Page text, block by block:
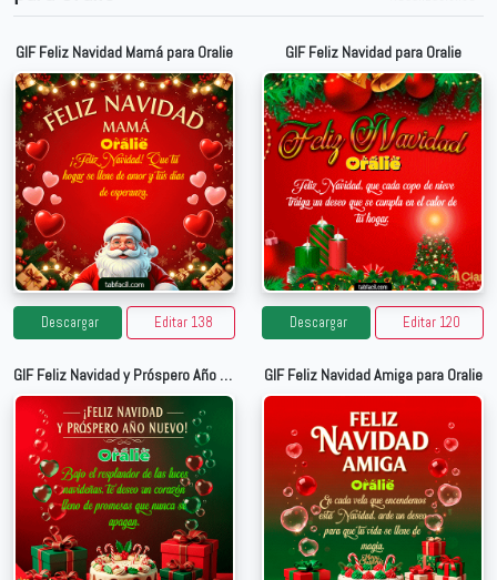
GIF Feliz Navidad Mamá para Oralie
Descargar Editar 138
GIF Feliz Navidad para Oralie
Descargar Editar 120
GIF Feliz Navidad y Próspero Año Nuevo para Oralie GIF Feliz Navidad Amiga para Oralie